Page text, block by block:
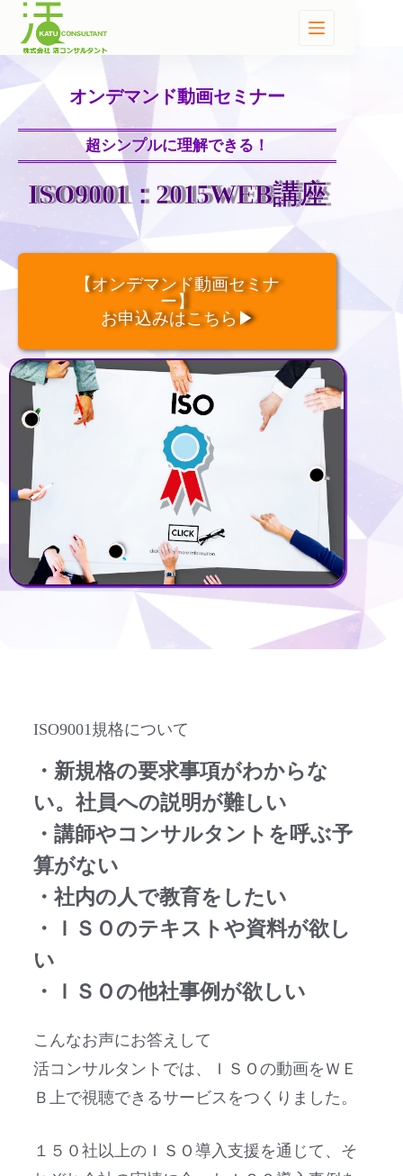
オンデマンド動画セミナー
超シンプルに理解できる！
ISO9001：2015WEB講座
【オンデマンド動画セミナ
ー】
お申込みはこちら▶
ISO9001規格について
・新規格の要求事項がわからな
い。社員への説明が難しい
・講師やコンサルタントを呼ぶ予
算がない
・社内の人で教育をしたい
・ＩＳＯのテキストや資料が欲し
い
・ＩＳＯの他社事例が欲しい
こんなお声にお答えして
活コンサルタントでは、ＩＳＯの動画をＷＥ
Ｂ上で視聴できるサービスをつくりました。
１５０社以上のＩＳＯ導入支援を通じて、そ